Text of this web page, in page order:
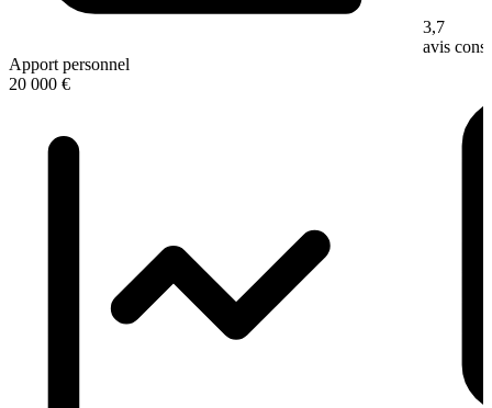
Apport personnel
20 000 €
3,7
avis